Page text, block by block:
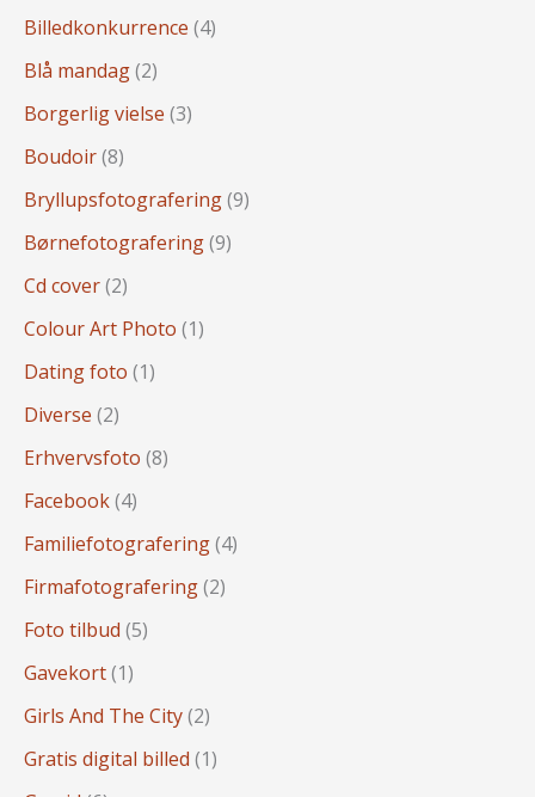
Billedkonkurrence (4)
Blå mandag(2)
Borgerlig vielse (3)
Boudoir(8)
Bryllupsfotografering(9)
Børnefotografering(9)
Cd cover(2)
Colour Art Photo (1)
Dating foto (1)
Diverse (2)
Erhvervsfoto (8)
Facebook(4)
Familiefotografering(4)
Firmafotografering(2)
Foto tilbud (5)
Gavekort(1)
Girls And The City(2)
Gratis digital billed (1)